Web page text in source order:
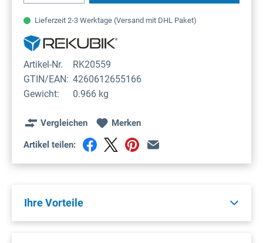
Lieferzeit 2-3 Werktage (Versand mit DHL Paket)
Artikel-Nr.
RK20559
GTIN/EAN: 4260612655166
Gewicht:
0.966 kg
Vergleichen Merken
Artikel teilen:
Ihre Vorteile